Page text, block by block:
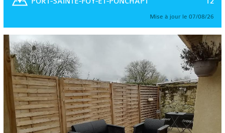
Mise à jour le 07/08/26